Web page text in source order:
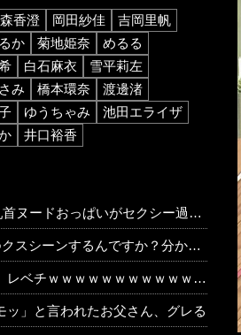
森香澄 岡田紗佳
吉岡里帆
か 菊地姫奈
めるる
白石麻衣
雪平莉左
み 橋本環奈
渡邊渚
ゆうちゃみ
池田エライザ
井口裕香
ぎる！Madonna超大型新人、セ○クス解禁！（セクシー動画）
ーンするんですか？分かりました…」
ｗｗｗｗｗｗｗｗｗｗｗｗｗｗｗｗｗｗｗｗｗ
ッ」と言われたお父さん、グレる